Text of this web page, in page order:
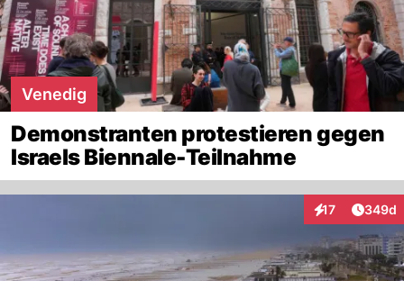
Venedig
Demonstranten protestieren gegen
Israels Biennale-Teilnahme
17
Interaktionen
349d